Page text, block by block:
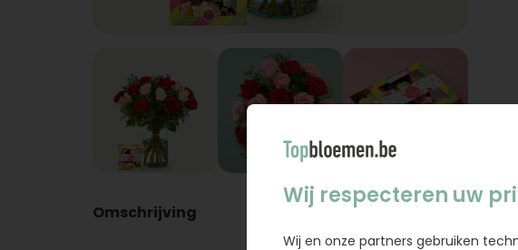
Omschrijving
Wij respecteren uw
Wij en onze partners gebruiken